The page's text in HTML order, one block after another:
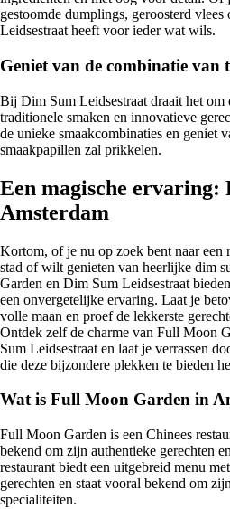
gestoomde dumplings, geroosterd
Leidsestraat heeft voor ieder wat wils.
Geniet van de combinatie van
Bij Dim Sum Leidsestraat draait het om
traditionele smaken en innovatieve
de unieke smaakcombinaties en geniet
smaakpapillen zal prikkelen.
Een magische
Amsterdam
Kortom, of je nu op zoek bent naar een
stad of wilt genieten van heerlijke dim
Garden en Dim Sum Leidsestraat
een onvergetelijke ervaring. Laat je
volle maan en proef de lekkerste
Ontdek zelf de charme van Full Moon
Sum Leidsestraat en laat je verrassen
die deze bijzondere plekken te bieden
Wat is Full Moon Garden in
Full Moon Garden is een Chinees
bekend om zijn authentieke gerechten
restaurant biedt een uitgebreid menu
gerechten en staat vooral bekend om
specialiteiten.